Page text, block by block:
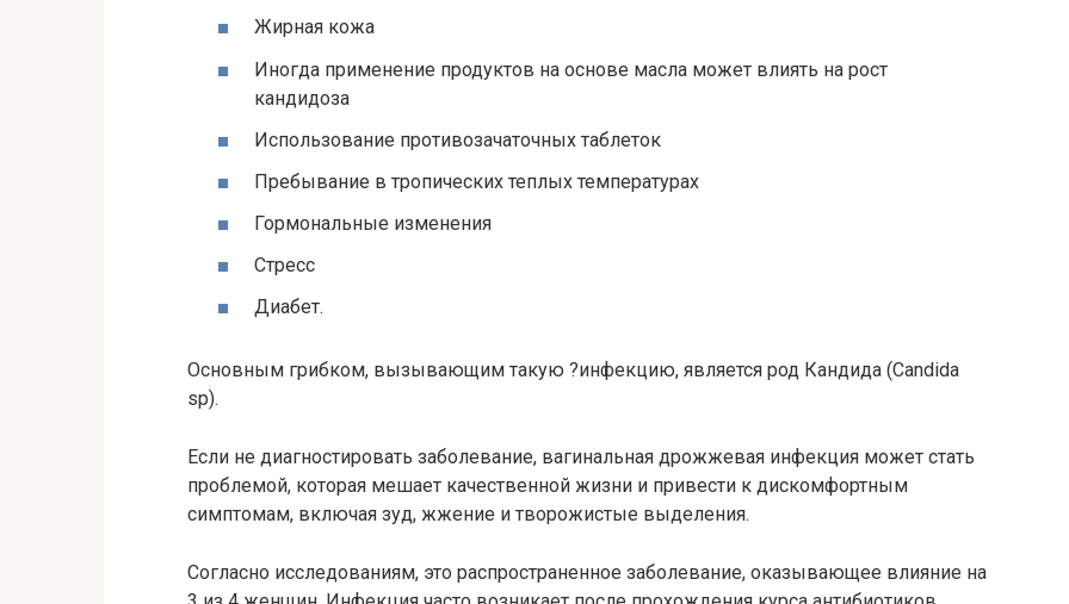
Жирная кожа
Иногда применение продуктов на основе масла может влиять на рост
кандидоза
Использование противозачаточных таблеток
Пребывание в тропических теплых температурах
Гормональные изменения
Стресс
Диабет.
Основным грибком, вызывающим такую ?инфекцию, является род Кандида (Candida
sp).
Если не диагностировать заболевание, вагинальная дрожжевая инфекция может стать
проблемой, которая мешает качественной жизни и привести к дискомфортным
симптомам, включая зуд, жжение и творожистые выделения.
Согласно исследованиям, это распространенное заболевание, оказывающее влияние на